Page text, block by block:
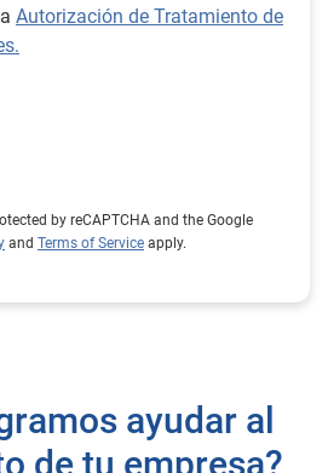
Autorización de Tratamiento de
by reCAPTCHA and the Google
and Terms of Service apply.
ayudar al
de tu empresa?